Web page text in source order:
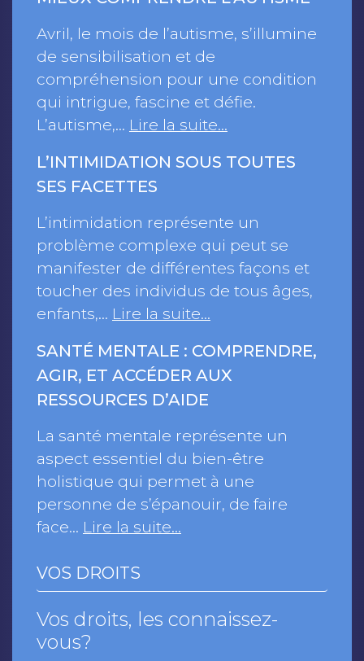
Avril, le mois de l’autisme, s’illumine
de sensibilisation et de
compréhension pour une condition
qui intrigue, fascine et défie.
L’autisme,… Lire la suite…
L’INTIMIDATION SOUS TOUTES
SES FACETTES
L’intimidation représente un
problème complexe qui peut se
manifester de différentes façons et
toucher des individus de tous âges,
enfants,… Lire la suite…
SANTÉ MENTALE : COMPRENDRE,
AGIR, ET ACCÉDER AUX
RESSOURCES D’AIDE
La santé mentale représente un
aspect essentiel du bien-être
holistique qui permet à une
personne de s’épanouir, de faire
face… Lire la suite…
VOS DROITS
Vos droits, les connaissez-
vous?